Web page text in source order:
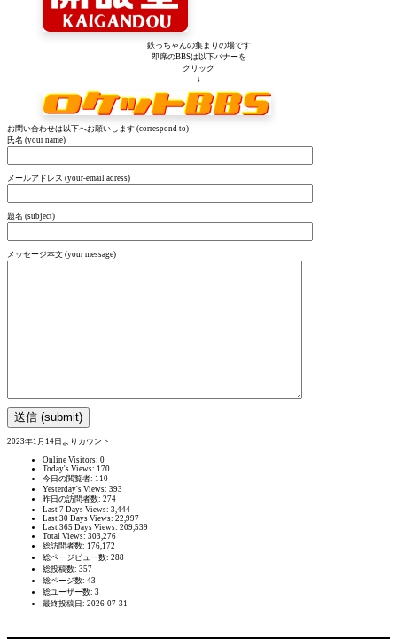
鉄っちゃんの集まりの場です
即席のBBSは以下バナーを
クリック
↓
お問い合わせは以下へお願いします (correspond to)
氏名 (your name)
メールアドレス (your-email adress)
題名 (subject)
メッセージ本文 (your message)
2023年1月14日よりカウント
Online Visitors: 0
Today's Views: 170
今日の閲覧者: 110
Yesterday's Views: 393
昨日の訪問者数: 274
Last 7 Days Views: 3,444
Last 30 Days Views: 22,997
Last 365 Days Views: 209,539
Total Views: 303,276
総訪問者数: 176,172
総ページビュー数: 288
総投稿数: 357
総ページ数: 43
総ユーザー数: 3
最終投稿日: 2026-07-31